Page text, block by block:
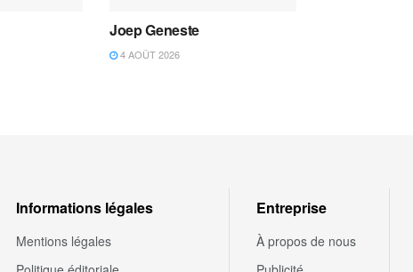
Joep Geneste
4 AOÛT 2026
Informations légales
Mentions légales
Entreprise
À propos de nous